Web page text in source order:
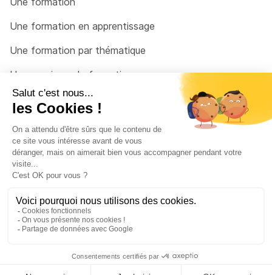
Une formation en apprentissage
Une formation par thématique
Un organisme de formation
Un conseiller
Une solution pour raccrocher
© 2026 - Côté Formations - par Via Compétences
Menu Pied de page
Mentions Légales
Politique de confidentialité